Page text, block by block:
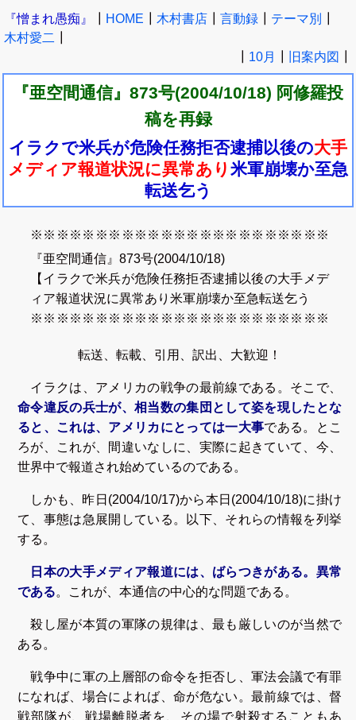
『憎まれ愚痴』 HOME 木村書店 言動録 テーマ別
木村愛二
10月 旧案内図
『亜空間通信』 873号(2004/10/18) 阿修羅投
稿を再録
イラクで米兵が危険任務拒否逮捕以後の大手
メディア報道状況に異常あり 米軍崩壊か至急
転送乞う
※※※※※※※※※※※※※※※※※※※※※※※
※※※※※※※※※※※※※※※※※※※※※※※
※※※※※※※※※※※
『亜空間通信』873号(2004/10/18)
【イラクで米兵が危険任務拒否逮捕以後の大手メデ
ィア報道状況に異常あり米軍崩壊か至急転送乞う
※※※※※※※※※※※※※※※※※※※※※※※
※※※※※※※※※※※
転送、転載、引用、訳出、大歓迎！
イラクは、アメリカの戦争の最前線である。そこで、
命令違反の兵士が、相当数の集団として姿を現したとな
ると、これは、アメリカにとっては一大事である。とこ
ろが、これが、間違いなしに、実際に起きていて、今、
世界中で報道され始めているのである。
しかも、昨日(2004/10/17)から本日(2004/10/18)に掛け
て、事態は急展開している。以下、それらの情報を列挙
する。
日本の大手メディア報道には、ばらつきがある。異常
である。これが、本通信の中心的な問題である。
殺し屋が本質の軍隊の規律は、最も厳しいのが当然で
ある。
戦争中に軍の上層部の命令を拒否し、軍法会議で有罪
になれば、場合によれば、命が危ない。最前線では、督
戦部隊が、戦場離脱者を、その場で射殺することもあ